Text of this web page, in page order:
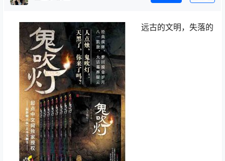
远古的文明，失落的